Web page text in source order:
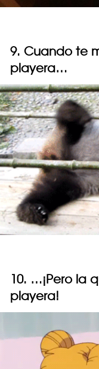
9. Cuando te
playera…
10. …¡Pero la
playera!